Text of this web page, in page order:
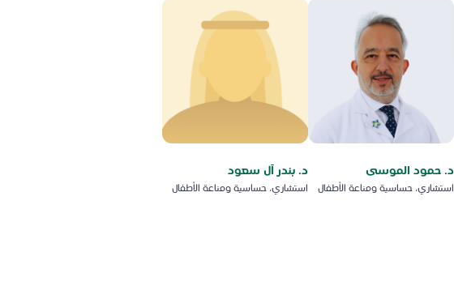
د. حمود الموسى
استشاري، حساسية ومناعة الأطفال
د. بندر آل سعود
استشاري، حساسية ومناعة الأطفال